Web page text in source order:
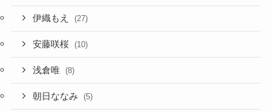
伊織もえ (27)
安藤咲桜 (10)
浅倉唯 (8)
朝日ななみ (5)